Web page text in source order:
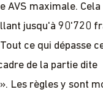
AVS maximale.
jusqu'à 90'720
ce qui dépasse
de la partie dite
Les règles y sont